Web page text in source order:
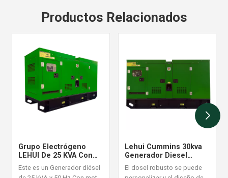
Productos Relacionados
Grupo Electrógeno
LEHUI De 25 KVA Con
Arranque Automático Y
Monitoreo Remoto
Este es un Generador diésel
Lehui Cummins 30kva
Generador Diesel
Industrial Conjunto De
El dosel robusto se puede